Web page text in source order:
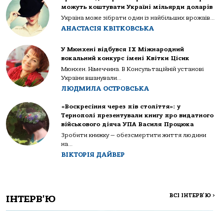
можуть коштувати Україні мільярди доларів
Україна може зібрати один із найбільших врожаїв...
АНАСТАСІЯ КВІТКОВСЬКА
У Мюнхені відбувся IX Міжнародний
вокальний конкурс імені Квітки Цісик
Мюнхен. Німеччина. В Консультаційній установі
України вшанували...
ЛЮДМИЛА ОСТРОВСЬКА
«Воскресіння через пів століття»: у
Тернополі презентували книгу про видатного
військового діяча УПА Василя Процюка
Зробити книжку — обезсмертити життя людини
на...
ВІКТОРІЯ ДАЙВЕР
ІНТЕРВ'Ю ВСІ ІНТЕРВ'Ю >